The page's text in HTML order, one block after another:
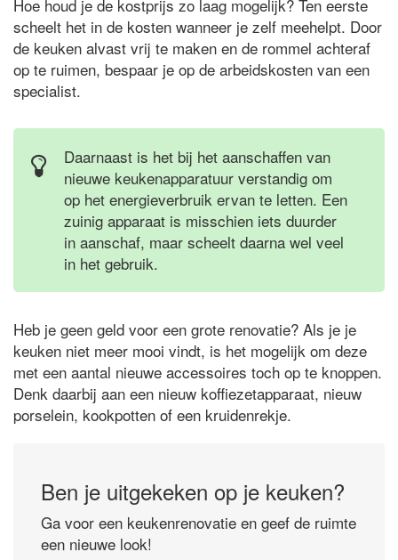
Hoe houd je de kostprijs zo laag mogelijk? Ten eerste
scheelt het in de kosten wanneer je zelf meehelpt. Door
de keuken alvast vrij te maken en de rommel achteraf
op te ruimen, bespaar je op de arbeidskosten van een
specialist.
Daarnaast is het bij het aanschaffen van
nieuwe keukenapparatuur verstandig om
op het energieverbruik ervan te letten. Een
zuinig apparaat is misschien iets duurder
in aanschaf, maar scheelt daarna wel veel
in het gebruik.
Heb je geen geld voor een grote renovatie? Als je je
keuken niet meer mooi vindt, is het mogelijk om deze
met een aantal nieuwe accessoires toch op te knoppen.
Denk daarbij aan een nieuw koffiezetapparaat, nieuw
porselein, kookpotten of een kruidenrekje.
Ben je uitgekeken op je keuken?
Ga voor een keukenrenovatie en geef de ruimte
een nieuwe look!